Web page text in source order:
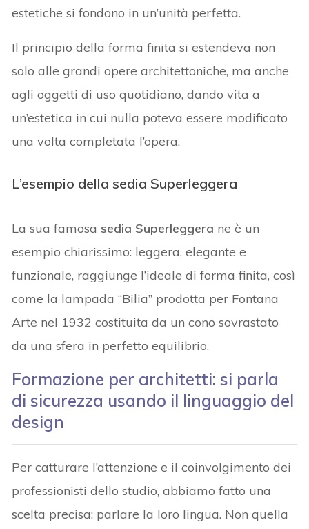
estetiche si fondono in un’unità perfetta.
Il principio della forma finita si estendeva non
solo alle grandi opere architettoniche, ma anche
agli oggetti di uso quotidiano, dando vita a
un’estetica in cui nulla poteva essere modificato
una volta completata l’opera.
L’esempio dellasedia Superleggera
La sua famosa sedia Superleggera ne è un
esempio chiarissimo: leggera, elegante e
funzionale, raggiunge l’ideale di forma finita, così
come la lampada “Bilia” prodotta per Fontana
Arte nel 1932 costituita da un cono sovrastato
da una sfera in perfetto equilibrio.
Formazione per architetti: si parla
di sicurezza usando il linguaggio del
design
Per catturare l’attenzione e il coinvolgimento dei
professionisti dello studio, abbiamo fatto una
scelta precisa: parlare la loro lingua. Non quella